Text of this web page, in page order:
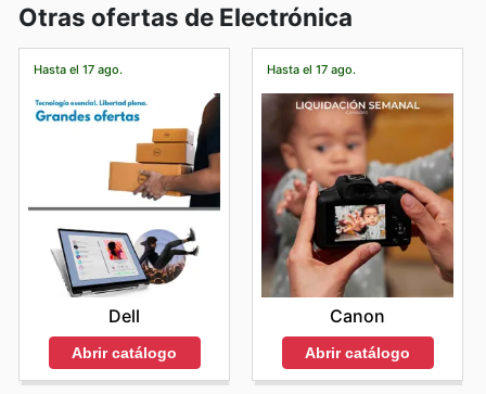
Otras ofertas de Electrónica
Hasta el 17 ago.
Dell
Abrir catálogo
Hasta el 17 ago.
Canon
Abrir catálogo